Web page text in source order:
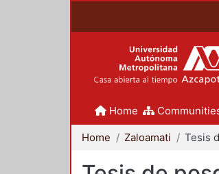
Home
Home Zaloamati